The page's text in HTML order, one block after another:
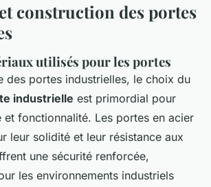
construction des portes
utilisés pour les portes
des portes industrielles, le choix du
industrielle est primordial pour
et fonctionnalité. Les portes en acier
leur solidité et leur résistance aux
une sécurité renforcée,
les environnements industriels